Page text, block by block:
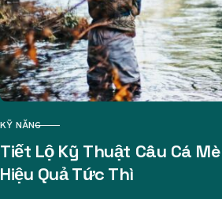
CATEGORY
KỸ NĂNG
Tiết Lộ Kỹ Thuật Câu Cá Mè
Hiệu Quả Tức Thì